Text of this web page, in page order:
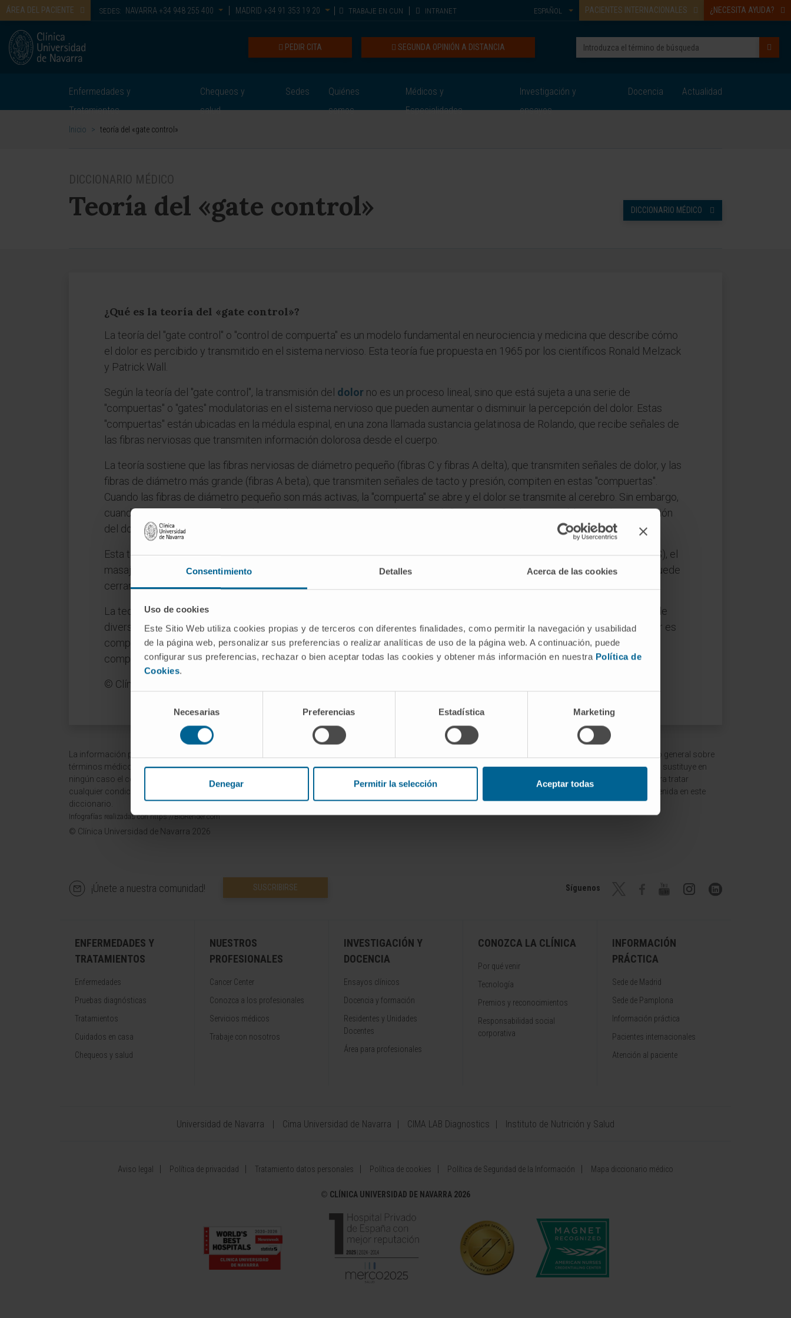
Consentimiento Detalles Acerca de las cookies
Uso de cookies
Este Sitio Web utiliza cookies propias y de terceros con diferentes finalidades, como permitir la navegación y usabilidad
de la página web, personalizar sus preferencias o realizar analíticas de uso de la página web. A continuación, puede
configurar sus preferencias, rechazar o bien aceptar todas las cookies y obtener más información en nuestra Política de
Cookies.
consentimiento
Necesarias Preferencias Estadística Marketing
Denegar Permitir la selección Aceptar todas
ÁREA DEL PACIENTE SEDES: NAVARRA +34 948 255 400 MADRID +34 91 353 19 20 TRABAJE EN CUN INTRANET PACIENTES INTERNACIONALES ¿NECESITA AYUDA?
ESPAÑOL
SEGUNDA OPINIÓN A DISTANCIA
PEDIR CITA
Enfermedades y
Tratamientos
Chequeos y
salud
Sedes
Quiénes
somos
Médicos y
Especialidades
Investigación y
ensayos
Docencia Actualidad
Inicio > teoría del «gate control»
DICCIONARIO MÉDICO
Teoría del «gate control» DICCIONARIO MÉDICO
¿Qué es la teoría del «gate control»?
La teoría del "gate control" o "control de compuerta" es un modelo fundamental en neurociencia y medicina que describe cómo
el dolor es percibido y transmitido en el sistema nervioso. Esta teoría fue propuesta en 1965 por los científicos Ronald Melzack
y Patrick Wall.
Según la teoría del "gate control", la transmisión del dolor no es un proceso lineal, sino que está sujeta a una serie de
"compuertas" o "gates" modulatorias en el sistema nervioso que pueden aumentar o disminuir la percepción del dolor. Estas
"compuertas" están ubicadas en la médula espinal, en una zona llamada sustancia gelatinosa de Rolando, que recibe señales de
las fibras nerviosas que transmiten información dolorosa desde el cuerpo.
La teoría sostiene que las fibras nerviosas de diámetro pequeño (fibras C y fibras A delta), que transmiten señales de dolor, y las
fibras de diámetro más grande (fibras A beta), que transmiten señales de tacto y presión, compiten en estas "compuertas".
Cuando las fibras de diámetro pequeño son más activas, la "compuerta" se abre y el dolor se transmite al cerebro. Sin embargo,
cuando las fibras de diámetro más grande son más activas, pueden cerrar la "compuerta" y disminuir o bloquear la transmisión
del dolor.
Esta teoría proporciona una explicación para por qué técnicas como la estimulación eléctrica nerviosa transcutánea (TENS), el
masaje y la aplicación de hielo pueden aliviar el dolor. Estas técnicas estimulan las fibras de diámetro más grande, lo que puede
cerrar la "compuerta" y disminuir la percepción del dolor.
La teoría del "gate control" ha sido fundamental en la comprensión de la experiencia del dolor y ha influido en el desarrollo de
diversas modalidades de tratamiento del dolor. Sin embargo, también es importante mencionar que la experiencia del dolor es
compleja y está influenciada por muchos otros factores, incluyendo aspectos emocionales y cognitivos, que no están
completamente cubiertos por la teoría del "gate control".
© Clínica Universidad de Navarra 2023
La información proporcionada en este Diccionario Médico de la Clínica Universidad de Navarra tiene como objetivo principal ofrecer un contexto y entendimiento general sobre
términos médicos y no debe ser utilizada como fuente única para tomar decisiones relacionadas con la salud. Esta información es meramente informativa y no sustituye en
ningún caso el consejo, diagnóstico, tratamiento o recomendaciones de profesionales de la salud. Siempre es esencial consultar a un médico o especialista para tratar
cualquier condición o síntoma médico. La Clínica Universidad de Navarra no se responsabiliza por el uso inapropiado o la interpretación de la información contenida en este
diccionario.
Infografías realizadas con https://BioRender.com
© Clínica Universidad de Navarra 2026
¡Únete a nuestra comunidad! SUSCRIBIRSE Síguenos
ENFERMEDADES Y
TRATAMIENTOS
Enfermedades
Pruebas diagnósticas
Tratamientos
Cuidados en casa
Chequeos y salud
NUESTROS
PROFESIONALES
Cancer Center
Conozca a los profesionales
Servicios médicos
Trabaje con nosotros
INVESTIGACIÓN Y
DOCENCIA
Ensayos clínicos
Docencia y formación
Residentes y Unidades
Docentes
Área para profesionales
CONOZCA LA CLÍNICA
Por qué venir
Tecnología
Premios y reconocimientos
Responsabilidad social
corporativa
INFORMACIÓN
PRÁCTICA
Sede de Madrid
Sede de Pamplona
Información práctica
Pacientes internacionales
Atención al paciente
Universidad de Navarra Cima Universidad de Navarra CIMA LAB Diagnostics Instituto de Nutrición y Salud
Aviso legal Política de privacidad Tratamiento datos personales Política de cookies Política de Seguridad de la Información Mapa diccionario médico
© CLÍNICA UNIVERSIDAD DE NAVARRA 2026